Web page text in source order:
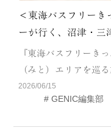
中伊豆
CATEGORY
＜東海バスフリーき
ーが行く、沼津・
『東海バスフリーき
（みと）エリアを巡
2026/06/15
GENIC編集部